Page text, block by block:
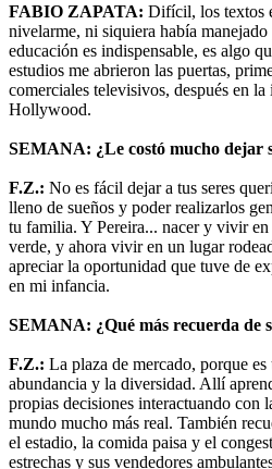
FABIO ZAPATA: Difícil, los textos
nivelarme, ni siquiera había
educación es indispensable, es algo
estudios me abrieron las puertas,
comerciales televisivos, después en
Hollywood.
SEMANA: ¿Le costó mucho dejar
F.Z.: No es fácil dejar a tus seres
lleno de sueños y poder realizarlos
tu familia. Y Pereira... nacer y vivir en
verde, y ahora vivir en un lugar
apreciar la oportunidad que tuve de
en mi infancia.
SEMANA: ¿Qué más recuerda de
F.Z.: La plaza de mercado, porque
abundancia y la diversidad. Allí
propias decisiones interactuando con
mundo mucho más real. También
el estadio, la comida paisa y el
estrechas y sus vendedores